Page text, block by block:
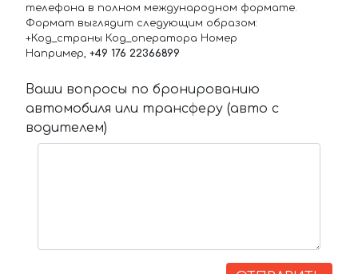
телефона в полном международном формате.
Формат выглядит следующим образом:
+Код_страны Код_оператора Номер
Например, +49 176 22366899
Ваши вопросы по бронированию
автомобиля или трансферу (авто с
водителем)